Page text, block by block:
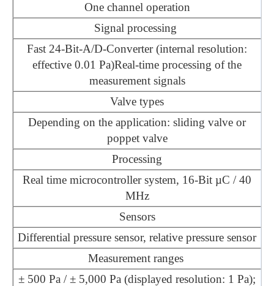
One channel operation
Signal processing
Fast 24-Bit-A/D-Converter (internal resolution:
effective 0.01 Pa)Real-time processing of the
measurement signals
Valve types
Depending on the application: sliding valve or
poppet valve
Processing
Real time microcontroller system, 16-Bit µC / 40
MHz
Sensors
Differential pressure sensor, relative pressure sensor
Measurement ranges
± 500 Pa / ± 5,000 Pa (displayed resolution: 1 Pa);